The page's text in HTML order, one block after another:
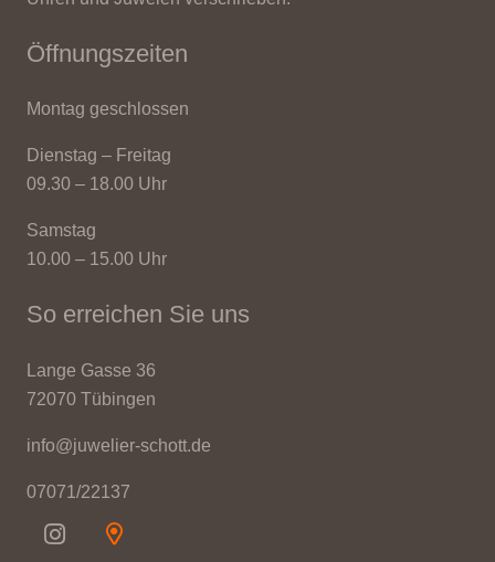
Öffnungszeiten
Montag geschlossen
Dienstag – Freitag
09.30 – 18.00 Uhr
Samstag
10.00 – 15.00 Uhr
So erreichen Sie uns
Lange Gasse 36
72070 Tübingen
info@juwelier-schott.de
07071/22137